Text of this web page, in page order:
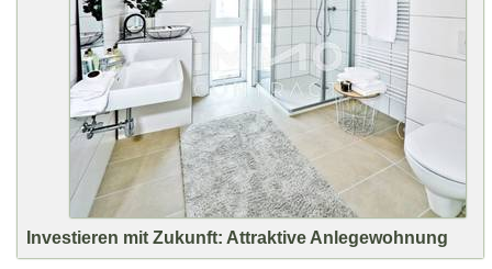
Investieren mit Zukunft: Attraktive Anlegewohnung